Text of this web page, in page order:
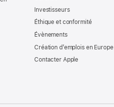
Investisseurs
Éthique et conformité
Évènements
Création d’emplois en Europe
Contacter Apple